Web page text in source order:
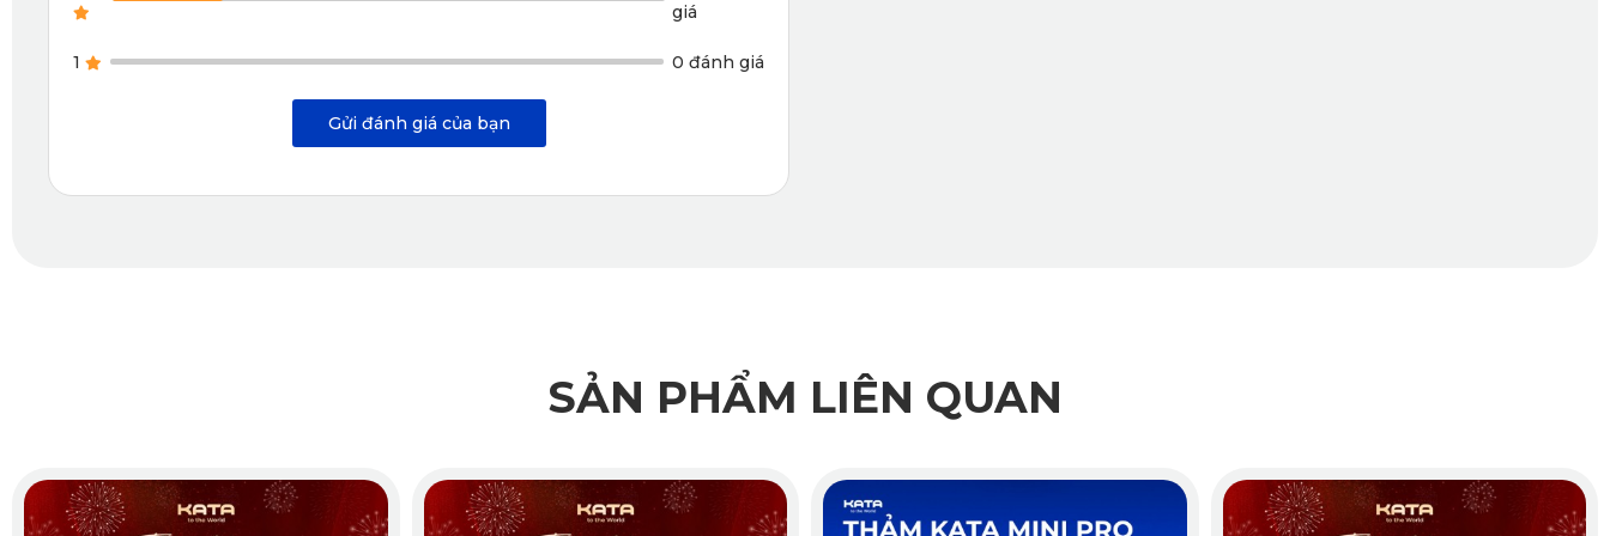
giá
1 0 đánh giá
Gửi đánh giá của bạn
SẢN PHẨM LIÊN QUAN